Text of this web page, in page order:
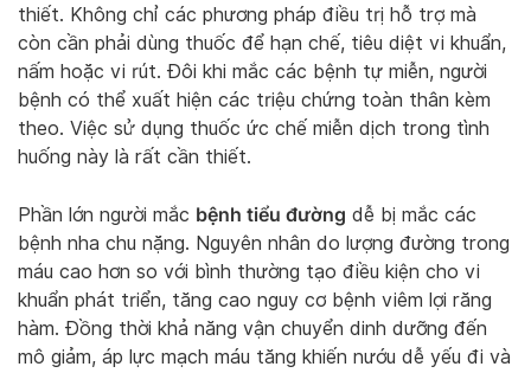
thiết. Không chỉ các phương pháp điều trị hỗ trợ mà
còn cần phải dùng thuốc để hạn chế, tiêu diệt vi khuẩn,
nấm hoặc vi rút. Đôi khi mắc các bệnh tự miễn, người
bệnh có thể xuất hiện các triệu chứng toàn thân kèm
theo. Việc sử dụng thuốc ức chế miễn dịch trong tình
huống này là rất cần thiết.
Phần lớn người mắc bệnh tiểu đường dễ bị mắc các
bệnh nha chu nặng. Nguyên nhân do lượng đường trong
máu cao hơn so với bình thường tạo điều kiện cho vi
khuẩn phát triển, tăng cao nguy cơ bệnh viêm lợi răng
hàm. Đồng thời khả năng vận chuyển dinh dưỡng đến
mô giảm, áp lực mạch máu tăng khiến nướu dễ yếu đi và